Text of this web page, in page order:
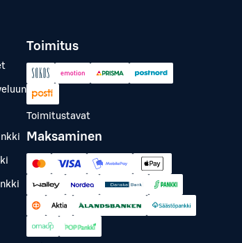
Toimitus
Toimitustavat
Maksaminen